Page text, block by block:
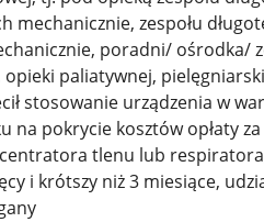
mechanicznie, zespołu
poradni/ ośrodka/
paliatywnej,
stosowanie urządzenia w
na pokrycie kosztów opłaty
tlenu lub
i krótszy niż 3 miesiące,